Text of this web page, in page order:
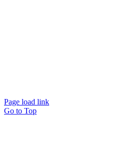
Page load link
Go to Top